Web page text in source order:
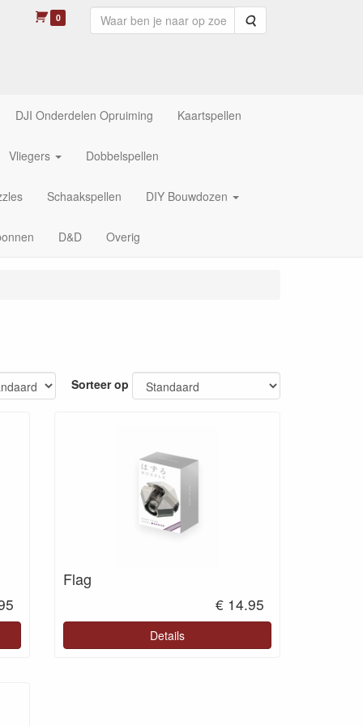
0 Zoeken
DJI Onderdelen Opruiming Kaartspellen
Vliegers Dobbelspellen
Schaakspellen DIY Bouwdozen
D&D Overig
Sorteer op
Flag
€ 14.95
Details